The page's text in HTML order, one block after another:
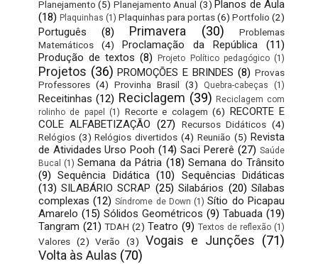
Planejamento (5) Planejamento Anual (3) Planos de Aula
(18) Plaquinhas (1) Plaquinhas para portas(6) Portfolio (2)
Português (8) Primavera (30)
Problemas
Matemáticos
(4) Proclamação da República
(11)
Produção de textos (8) Projeto Político pedagógico (1)
Projetos (36) PROMOÇÕES E BRINDES (8) Provas
Professores (4) Provinha Brasil (3) Quebra-cabeças (1)
Receitinhas (12) Reciclagem (39) Reciclagem com
rolinho de papel
(1) Recorte e colagem (6) RECORTE E
COLE ALFABETIZAÇÃO (27) Recursos Didáticos (4)
Relógios (3) Relógios divertidos (4) Reunião (5) Revista
de Atividades Urso Pooh (14) Saci Pererê (27) Saúde
Bucal
(1) Semana da Pátria (18) Semana do Trânsito
(9) Sequência Didática (10)
Sequências Didáticas
(13) SILABÁRIO SCRAP (25) Silabários (20) Sílabas
complexas (12) Síndrome de Down (1) Sítio do Picapau
Amarelo (15) Sólidos Geométricos (9) Tabuada (19)
Tangram (21) TDAH (2) Teatro (9) Textos de reflexão (1)
Valores (2) Verão (3) Vogais e Junções (71)
Volta às Aulas (70)